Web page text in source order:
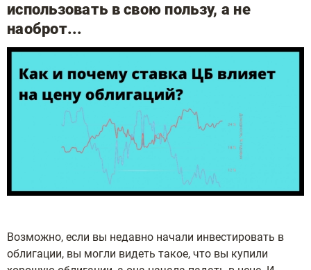
использовать в свою пользу, а не
наоброт...
Возможно, если вы недавно начали инвестировать в
облигации, вы могли видеть такое, что вы купили